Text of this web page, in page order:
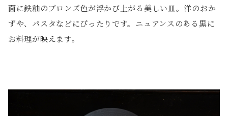
面に鉄釉のブロンズ色が浮かび上がる美しい皿。洋のおか
ずや、パスタなどにぴったりです。ニュアンスのある黒に
お料理が映えます。